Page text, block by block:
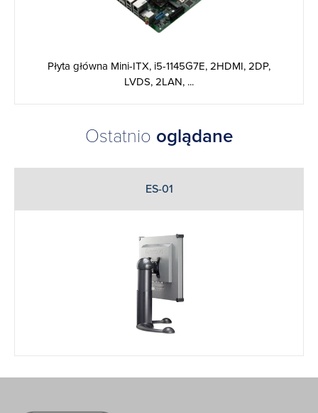
Płyta główna Mini-ITX, i5-1145G7E, 2HDMI, 2DP,
LVDS, 2LAN, ...
Ostatnio oglądane
ES-01